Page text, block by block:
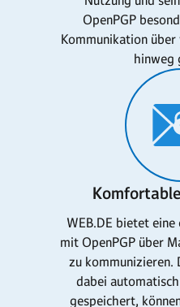
OpenPGP
Kommunikation über
hinweg
WEB.DE bietet
mit OpenPGP über
zu kommunizieren.
dabei
gespeichert,